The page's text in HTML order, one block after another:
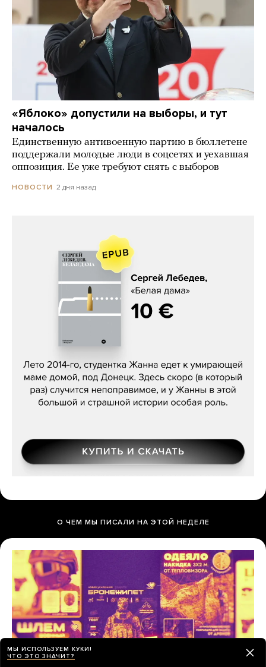
«Яблоко» допустили на выборы, и тут
началось
Единственную антивоенную партию в бюллетене
поддержали молодые люди в соцсетях и уехавшая
оппозиция. Ее уже требуют снять с выборов
НОВОСТИ 2 дня назад
Сергей Лебедев, «Белая дама»
О ЧЕМ МЫ ПИСАЛИ НА ЭТОЙ НЕДЕЛЕ
МЫ ИСПОЛЬЗУЕМ КУКИ!
ЧТО ЭТО ЗНАЧИТ?